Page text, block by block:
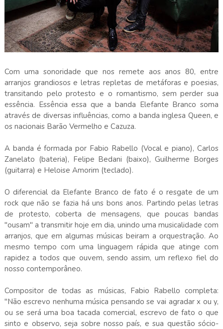
Com uma sonoridade que nos remete aos anos 80, entre
arranjos grandiosos e letras repletas de metáforas e poesias,
transitando pelo protesto e o romantismo, sem perder sua
essência. Essência essa que a banda Elefante Branco soma
através de diversas influências, como a banda inglesa Queen, e
os nacionais Barão Vermelho e Cazuza.
A banda é formada por Fabio Rabello (Vocal e piano), Carlos
Zanelato (bateria), Felipe Bedani (baixo), Guilherme Borges
(guitarra) e Heloise Amorim (teclado).
O diferencial da Elefante Branco de fato é o resgate de um
rock que não se fazia há uns bons anos. Partindo pelas letras
de protesto, coberta de mensagens, que poucas bandas
"ousam" a transmitir hoje em dia, unindo uma musicalidade com
arranjos, que em algumas músicas beiram a orquestração. Ao
mesmo tempo com uma linguagem rápida que atinge com
rapidez a todos que ouvem, sendo assim, um reflexo fiel do
nosso contemporâneo.
Compositor de todas as músicas, Fabio Rabello completa:
"Não escrevo nenhuma música pensando se vai agradar x ou y,
ou se será uma boa tacada comercial, escrevo de fato o que
sinto e observo, seja sobre nosso país, e sua questão sócio-